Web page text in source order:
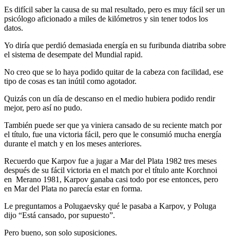
Es difícil saber la causa de su mal resultado, pero es muy fácil ser un
psicólogo aficionado a miles de kilómetros y sin tener todos los
datos.
Yo diría que perdió demasiada energía en su furibunda diatriba sobre
el sistema de desempate del Mundial rapid.
No creo que se lo haya podido quitar de la cabeza con facilidad, ese
tipo de cosas es tan inútil como agotador.
Quizás con un día de descanso en el medio hubiera podido rendir
mejor, pero así no pudo.
También puede ser que ya viniera cansado de su reciente match por
el título, fue una victoria fácil, pero que le consumió mucha energía
durante el match y en los meses anteriores.
Recuerdo que Karpov fue a jugar a Mar del Plata 1982 tres meses
después de su fácil victoria en el match por el título ante Korchnoi
en Merano 1981, Karpov ganaba casi todo por ese entonces, pero
en Mar del Plata no parecía estar en forma.
Le preguntamos a Polugaevsky qué le pasaba a Karpov, y Poluga
dijo “Está cansado, por supuesto”.
Pero bueno, son solo suposiciones.